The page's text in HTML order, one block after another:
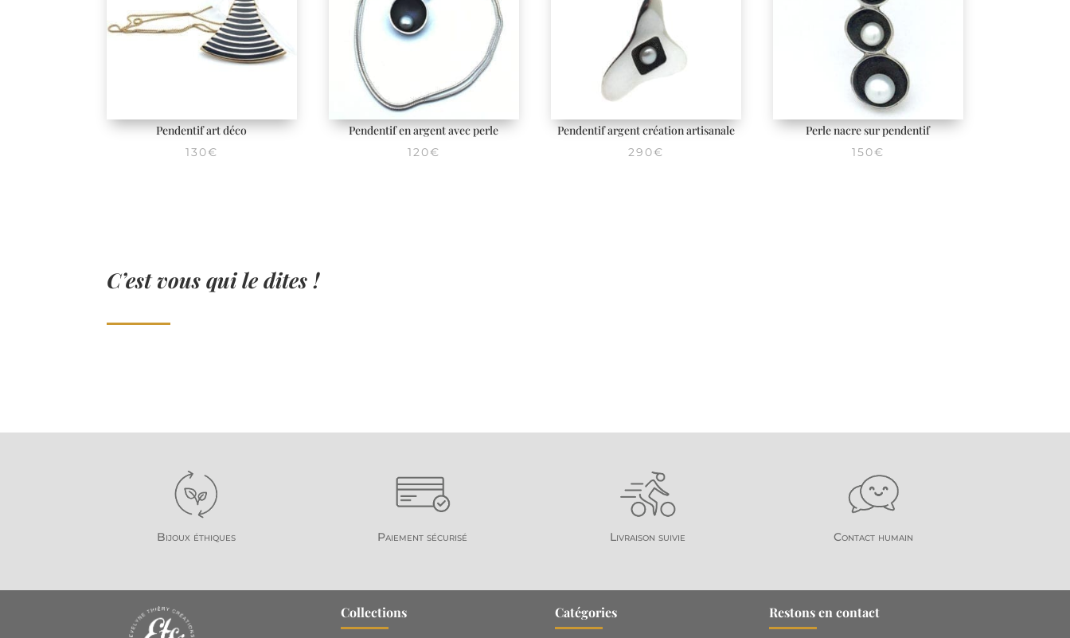
Pendentif art déco
130€
Pendentif en argent avec perle
120€
Pendentif argent création artisanale
290€
Perle nacre sur pendentif
150€
C’est vous qui le dites !
Bijoux éthiques Paiement sécurisé Livraison suivie Contact humain
Collections Catégories Restons en contact